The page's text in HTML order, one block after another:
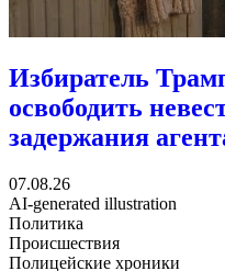
Избиратель
освободить
задержания
07.08.26
AI-generated illustration
Политика
Происшествия
Полицейские хроники